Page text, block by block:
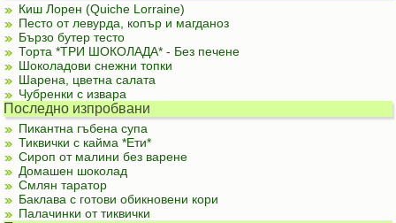
Киш Лорен (Quiche Lorraine)
Песто от левурда, копър и магданоз
Бързо бутер тесто
Торта *ТРИ ШОКОЛАДА* - Без печене
Шоколадови снежни топки
Шарена, цветна салата
Чубренки с извара
Последно изпробвани
Пикантна гъбена супа
Тиквички с кайма *Ети*
Сироп от малини без варене
Домашен шоколад
Смлян таратор
Баклава с готови обикновени кори
Палачинки от тиквички